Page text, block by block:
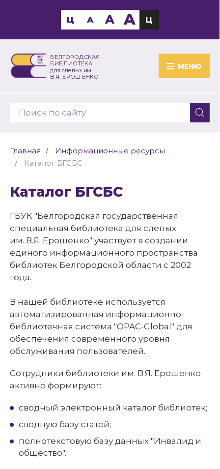
БЕЛГОРОДСКАЯ
БИБЛИОТЕКА
для слепых им.
В.Я. ЕРОШЕНКО
МЕНЮ
Ц A A A Ц
Главная
Информационные ресурсы
Каталог БГСБС
Каталог БГСБС
ГБУК "Белгородская государственная
специальная библиотека для слепых
им. В.Я. Ерошенко" участвует в создании
единого информационного пространства
библиотек Белгородской области с 2002
года.
В нашей библиотеке используется
автоматизированная информационно-
библиотечная система "OPAC-Global" для
обеспечения современного уровня
обслуживания пользователей.
Сотрудники библиотеки им. В.Я. Ерошенко
активно формируют:
сводный электронный каталог библиотек;
сводную базу статей;
полнотекстовую базу данных "Инвалид и
общество".